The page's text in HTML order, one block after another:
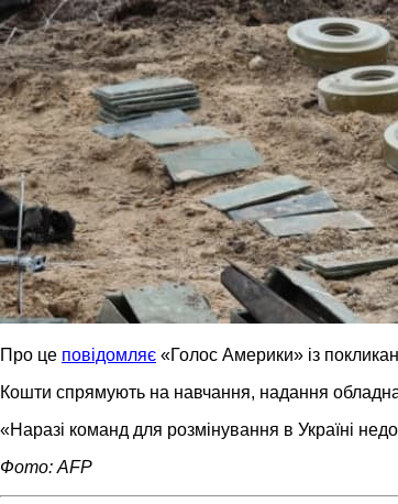
Про це повідомляє «Голос Америки» із
Кошти спрямують на навчання, надання
«Наразі команд для розмінування в Україні
Фото: AFP